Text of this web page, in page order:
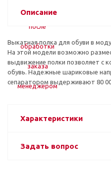
Описание
Выкатная полка для обуви в
На этой модели возможно
выдвижение полки позволяет с
обувь. Надежные шариковые
сепаратором выдерживают 80
Характеристики
Задать вопрос